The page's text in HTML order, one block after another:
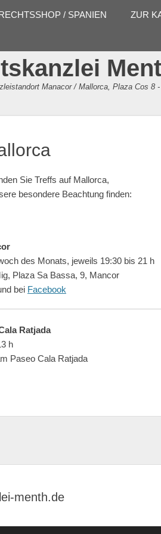
/ SPANIEN ZUR
Manacor / Mallorca, Plaza Cos 8
Sie Treffs auf Mallorca,
besondere Beachtung finden:
des Monats, jeweils 19:30 bis 21 h
Plaza Sa Bassa, 9, Mancor
bei Facebook
Ratjada
h
Paseo Cala Ratjada
menth.de